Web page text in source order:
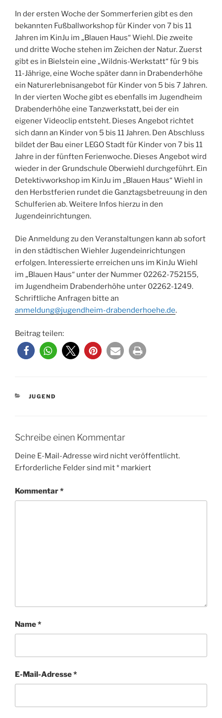
In der ersten Woche der Sommerferien gibt es den
bekannten Fußballworkshop für Kinder von 7 bis 11
Jahren im KinJu im „Blauen Haus“ Wiehl. Die zweite
und dritte Woche stehen im Zeichen der Natur. Zuerst
gibt es in Bielstein eine „Wildnis-Werkstatt“ für 9 bis
11-Jährige, eine Woche später dann in Drabenderhöhe
ein Naturerlebnisangebot für Kinder von 5 bis 7 Jahren.
In der vierten Woche gibt es ebenfalls im Jugendheim
Drabenderhöhe eine Tanzwerkstatt, bei der ein
eigener Videoclip entsteht. Dieses Angebot richtet
sich dann an Kinder von 5 bis 11 Jahren. Den Abschluss
bildet der Bau einer LEGO Stadt für Kinder von 7 bis 11
Jahre in der fünften Ferienwoche. Dieses Angebot wird
wieder in der Grundschule Oberwiehl durchgeführt. Ein
Detektivworkshop im KinJu im „Blauen Haus“ Wiehl in
den Herbstferien rundet die Ganztagsbetreuung in den
Schulferien ab. Weitere Infos hierzu in den
Jugendeinrichtungen.
Die Anmeldung zu den Veranstaltungen kann ab sofort
in den städtischen Wiehler Jugendeinrichtungen
erfolgen. Interessierte erreichen uns im KinJu Wiehl
im „Blauen Haus“ unter der Nummer 02262-752155,
im Jugendheim Drabenderhöhe unter 02262-1249.
Schriftliche Anfragen bitte an
anmeldung@jugendheim-drabenderhoehe.de.
Beitrag teilen:
KATEGORIEN
JUGEND
Schreibe einen Kommentar
Deine E-Mail-Adresse wird nicht veröffentlicht.
Erforderliche Felder sind mit* markiert
Kommentar*
Name*
E-Mail-Adresse*